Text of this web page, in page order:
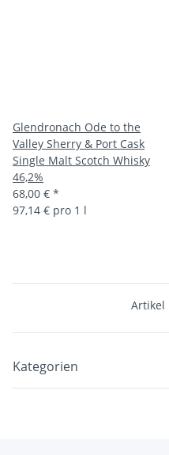
Glendronach Ode to the
Valley Sherry & Port Cask
Single Malt Scotch Whisky
46,2%
68,00 € *
97,14 € pro 1 l
Artikel
Kategorien